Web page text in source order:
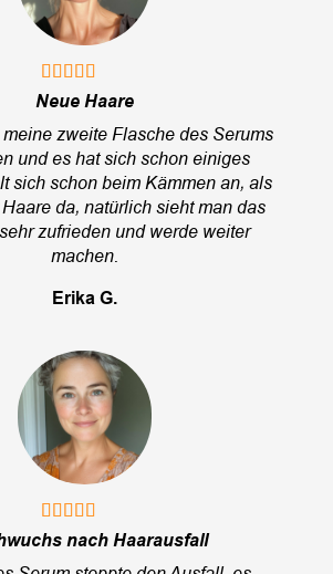
Neue Haare
zweite Flasche des Serums
und es hat sich schon einiges
sich schon beim Kämmen an, als
da, natürlich sieht man das
zufrieden und werde weiter
machen.
Erika G.
nach Haarausfall